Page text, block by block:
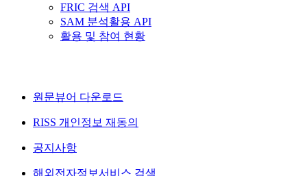
FRIC 검색 API
SAM 분석활용 API
활용 및 참여 현황
원문뷰어 다운로드
RISS 개인정보 재동의
공지사항
해외전자정보서비스 검색